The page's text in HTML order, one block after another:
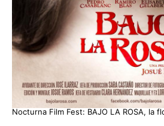
Nocturna Film Fest: BAJO LA ROSA, la